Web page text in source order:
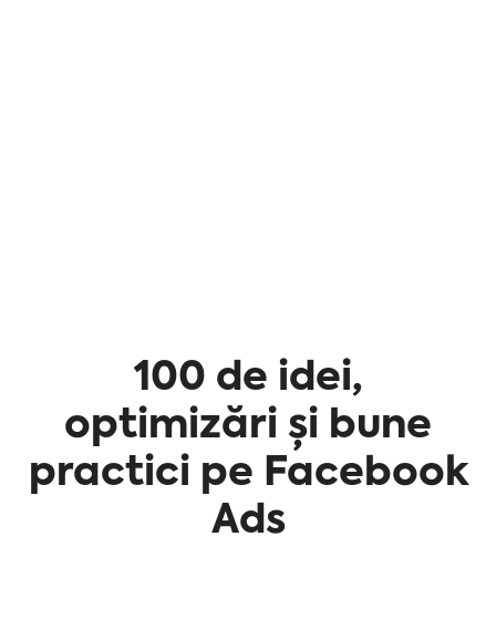
100 de idei,
optimizări și bune
practici pe Facebook
Ads